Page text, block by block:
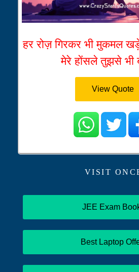
हर रोज़ गिरकर भी मुकमल
मेरे होंसले तुझसे भी
View Quote
VISIT
JEE Exam
Best Laptop